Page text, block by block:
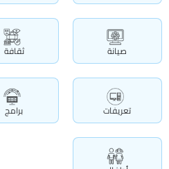
صيانة ثقافة
تعريفات برامج